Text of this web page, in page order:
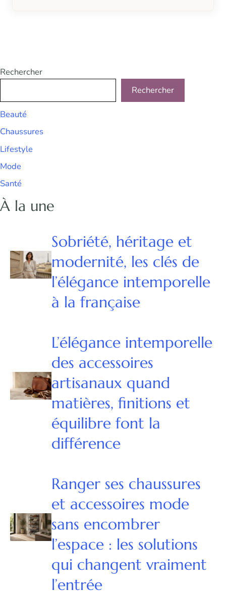
Rechercher
Rechercher
Beauté
Chaussures
Lifestyle
Mode
Santé
À la une
Sobriété, héritage et
modernité, les clés de
l’élégance intemporelle
à la française
L’élégance intemporelle
des accessoires
artisanaux quand
matières, finitions et
équilibre font la
différence
Ranger ses chaussures
et accessoires mode
sans encombrer
l’espace : les solutions
qui changent vraiment
l’entrée